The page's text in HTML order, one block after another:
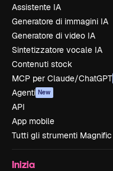
Assistente IA
Generatore di immagini IA
Generatore di video IA
Sintetizzatore vocale IA
Contenuti stock
MCP per Claude/ChatGPT
Agenti New
API
App mobile
Tutti gli strumenti Magnific
Inizia